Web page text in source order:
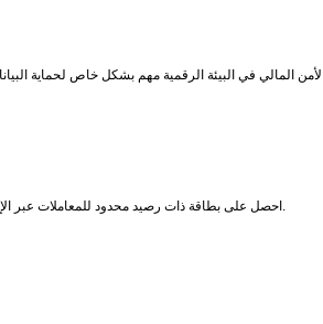
احصل على بطاقة ذات رصيد محدود للمعاملات عبر الإنترنت - سيقلل ذلك من مخاطر النفقات غير المتوقعة.